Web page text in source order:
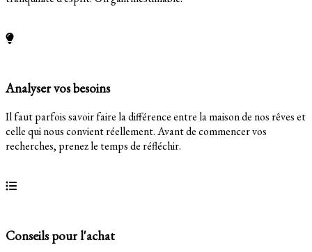
Analyser vos besoins
Il faut parfois savoir faire la différence entre la maison de nos rêves et
celle qui nous convient réellement. Avant de commencer vos
recherches, prenez le temps de réfléchir.
Conseils pour l'achat